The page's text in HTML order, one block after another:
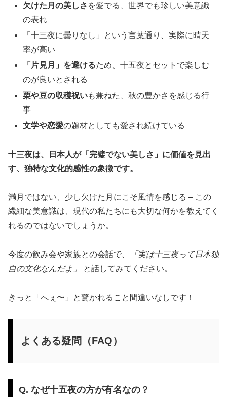
欠けた月の美しさ を愛でる、世界でも珍しい美意識
の表れ
「十三夜に曇りなし」という言葉通り、実際に晴天
率が高い
「片見月」を避けるため、十五夜とセットで楽しむ
のが良いとされる
栗や豆の収穫祝いも兼ねた、秋の豊かさを感じる行
事
文学や恋愛の題材としても愛され続けている
十三夜は、日本人が「完璧でない美しさ」に価値を見出
す、独特な文化的感性の象徴です。
満月ではない、少し欠けた月にこそ風情を感じる – この
繊細な美意識は、現代の私たちにも大切な何かを教えてく
れるのではないでしょうか。
今度の飲み会や家族との会話で、
「実は十三夜って日本独
自の文化なんだよ」
と話してみてください。
きっと「へぇ〜」と驚かれること間違いなしです！
よくある疑問（FAQ）
Q. なぜ十五夜の方が有名なの？